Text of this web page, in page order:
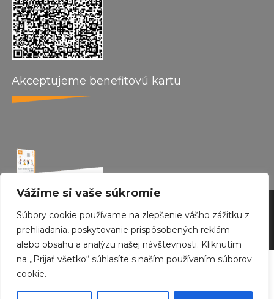
Vážime si vaše súkromie
Súbory cookie používame na zlepšenie vášho zážitku z
prehliadania, poskytovanie prispôsobených reklám
alebo obsahu a analýzu našej návštevnosti. Kliknutím
na „Prijať všetko“ súhlasíte s naším používaním súborov
cookie.
Akceptujeme benefitovú kartu
by wepo web design 2024
Created withEnvo RoyalWordPress theme